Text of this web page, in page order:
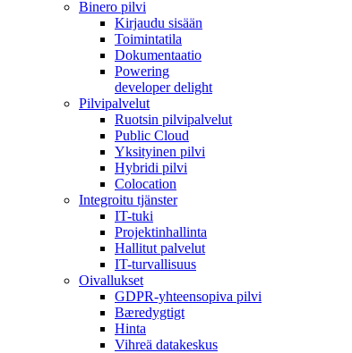
Binero pilvi
Kirjaudu sisään
Toimintatila
Dokumentaatio
Powering
developer delight
Pilvipalvelut
Ruotsin pilvipalvelut
Public Cloud
Yksityinen pilvi
Hybridi pilvi
Colocation
Integroitu tjänster
IT-tuki
Projektinhallinta
Hallitut palvelut
IT-turvallisuus
Oivallukset
GDPR-yhteensopiva pilvi
Bæredygtigt
Hinta
Vihreä datakeskus